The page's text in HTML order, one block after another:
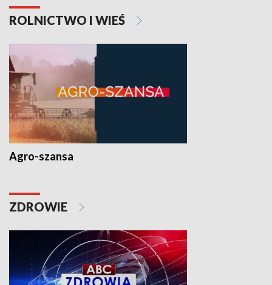
ROLNICTWO I WIEŚ
Agro-szansa
ZDROWIE